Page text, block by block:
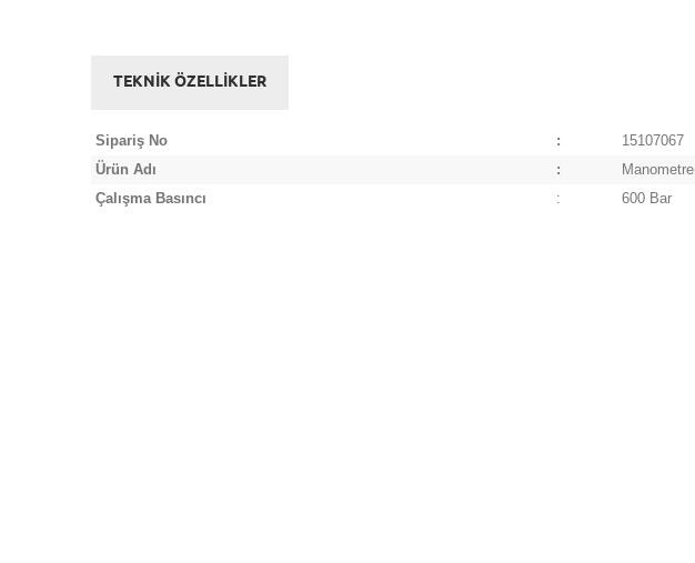
TEKNİK ÖZELLİKLER
Sipariş No :
15107067
Ürün Adı
:
Manometre
Çalışma Basıncı
: 600 Bar